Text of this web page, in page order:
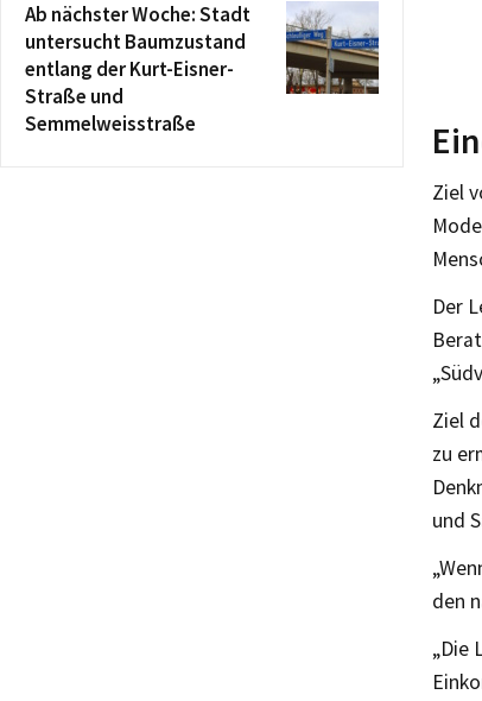
Ziel
Der
Ziel
zu
und
den
„Die
Ab nächster Woche: Stadt
untersucht Baumzustand
entlang der Kurt-Eisner-
Straße und
Semmelweisstraße